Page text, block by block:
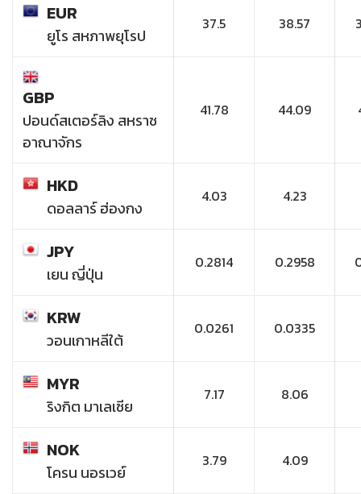
EUR
ยูโร สหภาพยุโรป
37.5 38.57
GBP
ปอนด์สเตอร์ลิง สหราช
อาณาจักร
41.78 44.09
HKD
ดอลลาร์ ฮ่องกง
4.03 4.23
JPY
เยน ญี่ปุ่น
0.2814 0.2958
KRW
วอนเกาหลีใต้
0.0261 0.0335
MYR
ริงกิต มาเลเซีย
7.17 8.06
NOK
โครน นอรเวย์
3.79 4.09